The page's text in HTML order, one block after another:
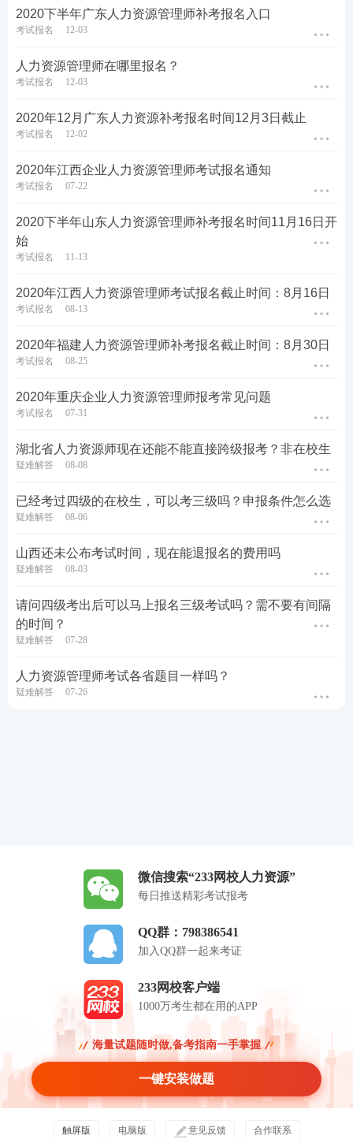
2020下半年广东人力资源管理师补考报名入口
考试报名 12-03
人力资源管理师在哪里报名？
考试报名 12-03
2020年12月广东人力资源补考报名时间12月3日截止
考试报名 12-02
2020年江西企业人力资源管理师考试报名通知
考试报名 07-22
2020下半年山东人力资源管理师补考报名时间11月16日开
始
考试报名 11-13
2020年江西人力资源管理师考试报名截止时间：8月16日
考试报名 08-13
2020年福建人力资源管理师补考报名截止时间：8月30日
考试报名 08-25
2020年重庆企业人力资源管理师报考常见问题
考试报名 07-31
湖北省人力资源师现在还能不能直接跨级报考？非在校生
疑难解答 08-08
已经考过四级的在校生，可以考三级吗？申报条件怎么选
疑难解答 08-06
山西还未公布考试时间，现在能退报名的费用吗
疑难解答 08-03
请问四级考出后可以马上报名三级考试吗？需不要有间隔
的时间？
疑难解答 07-28
人力资源管理师考试各省题目一样吗？
疑难解答 07-26
微信搜索“233网校人力资源”
每日推送精彩考试报考
QQ群：798386541
加入QQ群一起来考证
233网校客户端
1000万考生都在用的APP
海量试题随时做,备考指南一手掌握
一键安装做题
触屏版 电脑版 意见反馈 合作联系